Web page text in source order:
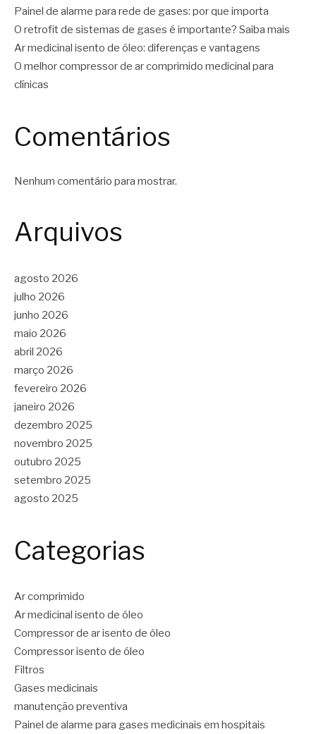
Painel de alarme para rede de gases: por que importa
O retrofit de sistemas de gases é importante? Saiba mais
Ar medicinal isento de óleo: diferenças e vantagens
O melhor compressor de ar comprimido medicinal para
clínicas
Comentários
Nenhum comentário para mostrar.
Arquivos
agosto 2026
julho 2026
junho 2026
maio 2026
abril 2026
março 2026
fevereiro 2026
janeiro 2026
dezembro 2025
novembro 2025
outubro 2025
setembro 2025
agosto 2025
Categorias
Ar comprimido
Ar medicinal isento de óleo
Compressor de ar isento de óleo
Compressor isento de óleo
Filtros
Gases medicinais
manutenção preventiva
Painel de alarme para gases medicinais em hospitais